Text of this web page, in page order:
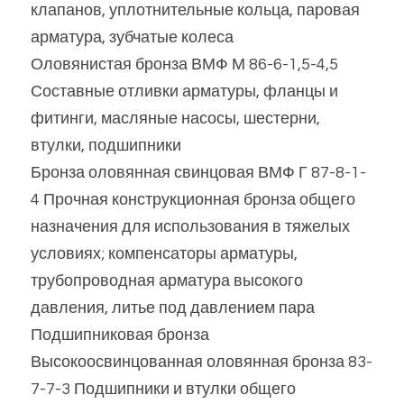
клапанов, уплотнительные кольца, паровая
арматура, зубчатые колеса
Оловянистая бронза ВМФ М 86-6-1,5-4,5
Составные отливки арматуры, фланцы и
фитинги, масляные насосы, шестерни,
втулки, подшипники
Бронза оловянная свинцовая ВМФ Г 87-8-1-
4 Прочная конструкционная бронза общего
назначения для использования в тяжелых
условиях; компенсаторы арматуры,
трубопроводная арматура высокого
давления, литье под давлением пара
Подшипниковая бронза
Высокоосвинцованная оловянная бронза 83-
7-7-3 Подшипники и втулки общего